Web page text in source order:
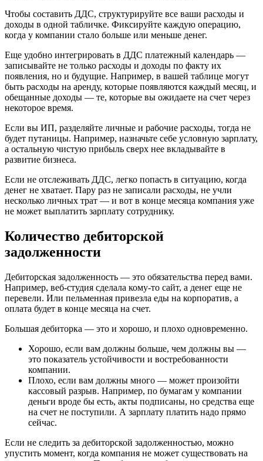
Чтобы составить ДДС, структурируйте все ваши расходы и
доходы в одной табличке. Фиксируйте каждую операцию,
когда у компании стало больше или меньше денег.
Еще удобно интегрировать в ДДС платежный календарь —
записывайте не только расходы и доходы по факту их
появления, но и будущие. Например, в вашей таблице могут
быть расходы на аренду, которые появляются каждый месяц, и
обещанные доходы — те, которые вы ожидаете на счет через
некоторое время.
Если вы ИП, разделяйте личные и рабочие расходы, тогда не
будет путаницы. Например, назначьте себе условную зарплату,
а остальную чистую прибыль сверх нее вкладывайте в
развитие бизнеса.
Если не отслеживать ДДС, легко попасть в ситуацию, когда
денег не хватает. Пару раз не записали расходы, не учли
несколько личных трат — и вот в конце месяца компания уже
не может выплатить зарплату сотруднику.
Количество дебиторской
задолженности
Дебиторская задолженность — это обязательства перед вами.
Например, веб-студия сделала кому-то сайт, а денег еще не
перевели. Или пельменная привезла еды на корпоратив, а
оплата будет в конце месяца на счет.
Большая дебиторка — это и хорошо, и плохо одновременно.
Хорошо, если вам должны больше, чем должны вы —
это показатель устойчивости и востребованности
компании.
Плохо, если вам должны много — может произойти
кассовый разрыв. Например, по бумагам у компании
деньги вроде бы есть, акты подписаны, но средства еще
на счет не поступили. А зарплату платить надо прямо
сейчас.
Если не следить за дебиторской задолженностью, можно
упустить момент, когда компания не может существовать на